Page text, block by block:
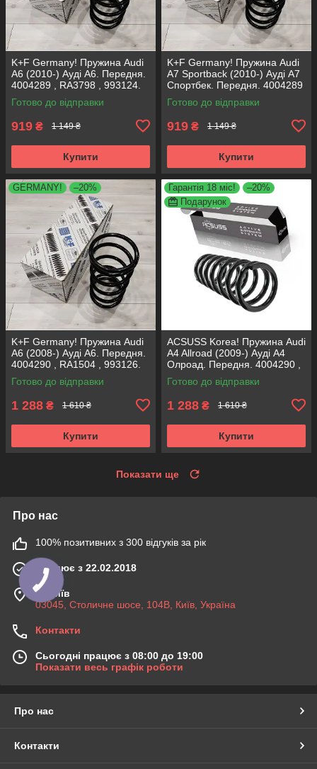
K+F Germany! Пружина Audi
A6 (2010-) Ауді А6. Передня.
4004289 , RA3798 , 993124.
К+Ф Німеччина
Готово до відправки
919 ₴ 1 149 ₴
Купити
K+F Germany! Пружина Audi
A7 Sportback (2010-) Ауді А7
Спортбек. Передня. 4004289
, RA3798 , 993124. К+Ф
Німеччина
Готово до відправки
919 ₴ 1 149 ₴
Купити
GERMANY! –20%
K+F Germany! Пружина Audi
A6 (2008-) Ауді А6. Передня.
4004290 , RA1504 , 993126.
К+Ф Німеччина
Готово до відправки
1 288 ₴ 1 610 ₴
Купити
Гарантія 18 міс!
–20%
Подарунок
ACSUSS Korea! Пружина Audi
A4 Allroad (2009-) Ауді А4
Олроад. Передня. 4004290 ,
RA1504 , 993126. Аксусс
Корея
Готово до відправки
1 288 ₴ 1 610 ₴
Купити
Показати ще
Про нас
100% позитивних з 300 відгуків за рік
Працює з 22.02.2018
м. Київ
03045, Столичне шосе, 104B, Київ, Україна
Контакти
Сьогодні працює з 08:00 до 19:00
Показати весь графік роботи
Про нас
Контакти